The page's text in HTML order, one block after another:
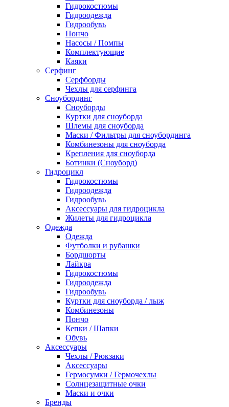
Гидрокостюмы
Гидроодежда
Гидрообувь
Пончо
Насосы / Помпы
Комплектующие
Каяки
Серфинг
Серфборды
Чехлы для серфинга
Сноубординг
Сноуборды
Куртки для сноуборда
Шлемы для сноуборда
Маски / Фильтры для сноубординга
Комбинезоны для сноуборда
Крепления для сноуборда
Ботинки (Сноуборд)
Гидроцикл
Гидрокостюмы
Гидроодежда
Гидрообувь
Аксессуары для гидроцикла
Жилеты для гидроцикла
Одежда
Одежда
Футболки и рубашки
Бордшорты
Лайкра
Гидрокостюмы
Гидроодежда
Гидрообувь
Куртки для сноуборда / лыж
Комбинезоны
Пончо
Кепки / Шапки
Обувь
Аксессуары
Чехлы / Рюкзаки
Аксессуары
Гермосумки / Гермочехлы
Солнцезащитные очки
Маски и очки
Бренды